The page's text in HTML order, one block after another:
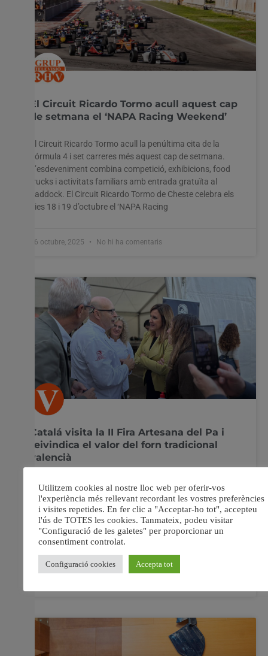
El Circuit Ricardo Tormo acull aquest cap
de setmana el ‘NAPA Racing Weekend’
El Circuit Ricardo Tormo acull la penúltima cita de la
Fórmula 4 i set carreres més aquest cap de setmana.
L’esdeveniment combina competició, exhibicions, food
trucks i activitats familiars amb entrada gratuïta al
paddock. El Circuit Ricardo Tormo de Cheste celebra els
dies 18 i 19 d’octubre el ‘NAPA Racing
16 octubre, 2025 No hi ha comentaris
Catalá visita la II Fira Artesana del Pa i
reivindica el valor del forn tradicional
valencià
L’alcaldessa Catalá reivindica la importància dels forns
tradicionals i l’alimentació saludable a València. La II
Fira Artesana del Pa mostra la qualitat i proximitat dels
productes del Gremi de Forners i Pastissers.
L’alcaldessa de València, María José Catalá, ha visitat la
II Fira Artesana del Pa, organitzada pel Gremi de
Utilitzem cookies al nostre lloc web per oferir-vos
l'experiència més rellevant recordant les vostres preferències
i visites repetides. En fer clic a "Acceptar-ho tot", accepteu
l'ús de TOTES les cookies. Tanmateix, podeu visitar
"Configuració de les galetes" per proporcionar un
Configuració cookies Accepta tot